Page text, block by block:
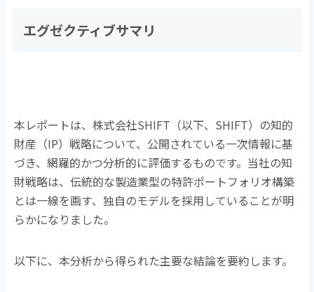
エグゼクティブサマリ
本レポートは、株式会社SHIFT （以下、 SHIFT）の知的
財産（IP）戦略について、公開されている一次情報に基
づき、網羅的かつ分析的に評価するものです。当社の知
財戦略は、伝統的な製造業型の特許ポートフォリオ構築
とは一線を画す、独自のモデルを採用していることが明
らかになりました。
以下に、本分析から得られた主要な結論を要約します。